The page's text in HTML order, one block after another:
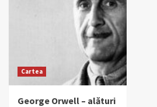
Cartea
George Orwell – alături